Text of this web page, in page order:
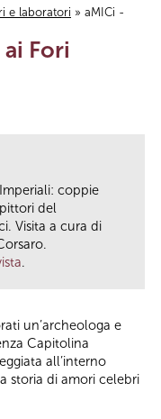
e laboratori » aMICi -
Fori
coppie
del
Visita a cura di
.
un’archeologa e
Capitolina
all’interno
storia di amori celebri